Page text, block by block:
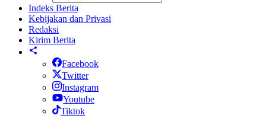
Indeks Berita
Kebijakan dan Privasi
Redaksi
Kirim Berita
Facebook
Twitter
Instagram
Youtube
Tiktok